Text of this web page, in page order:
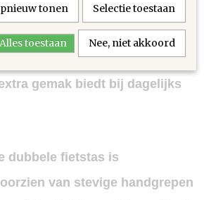
de fietstas eenvoudig en
op bagagedragers die
MIK. De tas is daarnaast snel
gemak biedt bij dagelijks
dubbele fietstas is
van stevige handgrepen
tonen Selectie toestaan
Alles toestaan Nee, niet akkoord